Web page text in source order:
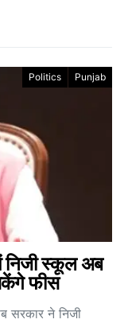
Politics Punjab
निजी स्कूल अब
फीस
सरकार ने निजी